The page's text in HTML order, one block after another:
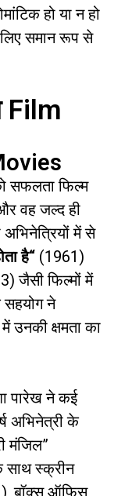
हो या न हो
समान रूप से
Film
सफलता फिल्म
वह जल्द ही
में से
है“ (1961)
जैसी फिल्मों में
ने
उनकी क्षमता का
पारेख ने कई
अभिनेत्री के
मंजिल”
साथ स्क्रीन
बॉक्स ऑफिस